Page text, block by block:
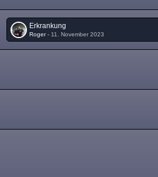
Erkrankung
Roger- 11. November 2023